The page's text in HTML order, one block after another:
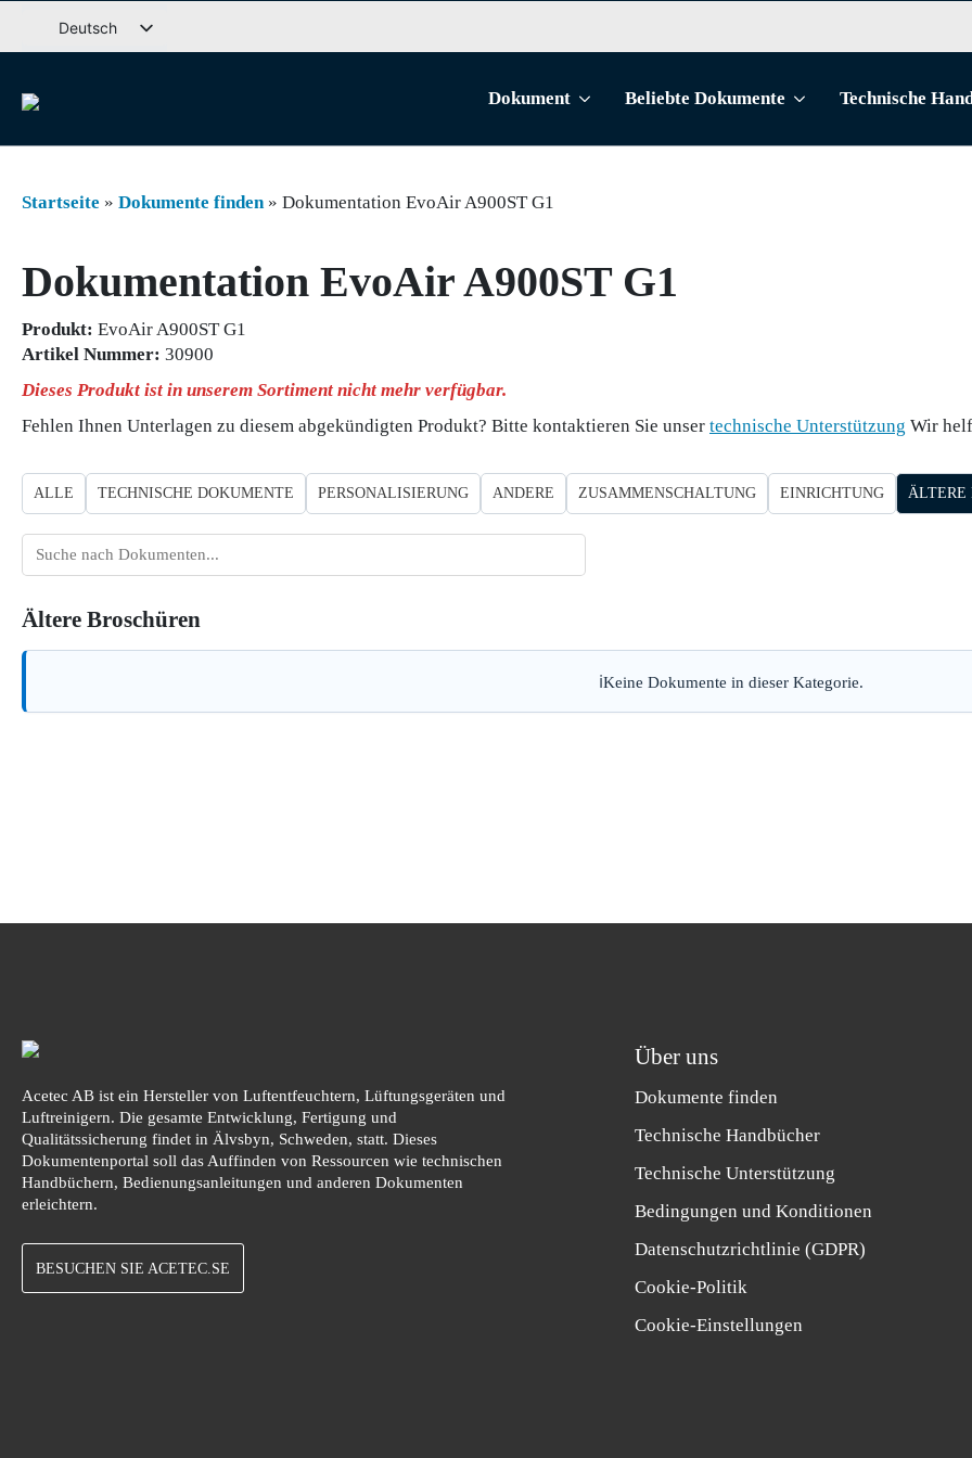
Weiter
zum
Deutsch
Íslenska
Eesti
Lietuvių kalba
Dokument Beliebte Dokumente Technische
Startseite » Dokumente finden» Dokumentation EvoAir A900ST G1
Dokumentation EvoAir A900ST G1
Produkt: EvoAir A900ST G1
Artikel Nummer: 30900
Dieses Produkt ist in unserem Sortiment nicht mehr verfügbar.
Fehlen Ihnen Unterlagen zu diesem abgekündigten Produkt? Bitte kontaktieren Sie unser technische Unterstützung Wir
ALLE TECHNISCHE DOKUMENTE PERSONALISIERUNG ANDERE ZUSAMMENSCHALTUNG EINRICHTUNG ÄLTERE
suchen
Ältere Broschüren
Keine Dokumente in dieser Kategorie.
Acetec AB ist ein Hersteller von Luftentfeuchtern, Lüftungsgeräten und
Luftreinigern. Die gesamte Entwicklung, Fertigung und
Qualitätssicherung findet in Älvsbyn, Schweden, statt. Dieses
Dokumentenportal soll das Auffinden von Ressourcen wie technischen
Handbüchern, Bedienungsanleitungen und anderen Dokumenten
erleichtern.
BESUCHEN SIE ACETEC.SE
Über uns
Dokumente finden
Technische Handbücher
Technische Unterstützung
Bedingungen und Konditionen
Datenschutzrichtlinie (GDPR)
Cookie-Politik
Cookie-Einstellungen